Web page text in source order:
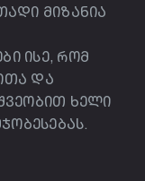
მიზანია
ისე, რომ
და
ხელი